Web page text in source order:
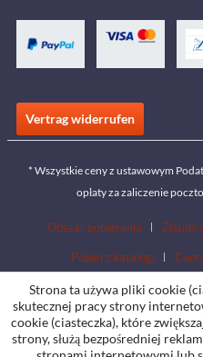
Vertrag widerrufen
* Wszystkie ceny z ustawowym
opłaty za zaliczenie
Obszar pobierania Znajdź
Pobierz katalogi
Strona ta używa pliki cookie
skutecznej pracy strony
cookie (ciasteczka), które
strony, służą bezpośredniej